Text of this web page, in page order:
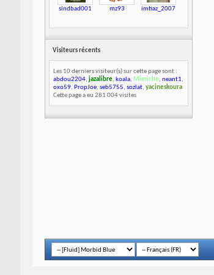
sindbad001 mz93 imtiaz_2007
Visiteurs récents
Les 10 derniers visiteur(s) sur cette page sont :
abdou2204, jazalibre, koala, Mimiche, neant1,
oxo59, PropJoe, seb5755, sozlat, yacineskoura
Cette page a eu 281 004visites